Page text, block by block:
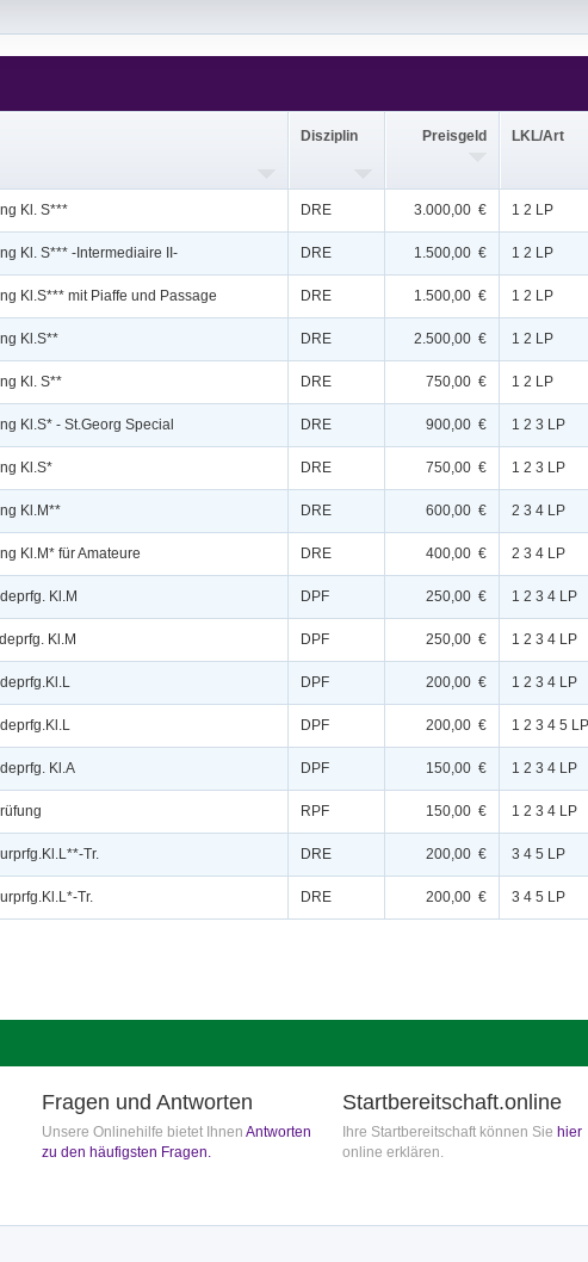
Disziplin Preisgeld LKL/Art
Kl. S*** DRE 3.000,00 € 1 2 LP
Kl. S*** -Intermediaire II- DRE 1.500,00 € 1 2 LP
Kl.S*** mit Piaffe und Passage DRE 1.500,00 € 1 2 LP
Kl.S** DRE 2.500,00 € 1 2 LP
Kl. S** DRE 750,00 € 1 2 LP
Kl.S* - St.Georg Special DRE 900,00 € 1 2 3 LP
Kl.S* DRE 750,00 € 1 2 3 LP
Kl.M** DRE 600,00 € 2 3 4 LP
Kl.M* für Amateure DRE 400,00 € 2 3 4 LP
Kl.M DPF 250,00 € 1 2 3 4 LP
Kl.M DPF 250,00 € 1 2 3 4 LP
DPF 200,00 € 1 2 3 4 LP
DPF 200,00 € 1 2 3 4 5 LP
Kl.A DPF 150,00 € 1 2 3 4 LP
RPF 150,00 € 1 2 3 4 LP
Tr. DRE 200,00 € 3 4 5 LP
Tr. DRE 200,00 € 3 4 5 LP
Fragen und Antworten
Unsere Onlinehilfe bietet Ihnen Antworten
zu den häufigsten Fragen.
Startbereitschaft.online
Ihre Startbereitschaft können Sie hier
online erklären.